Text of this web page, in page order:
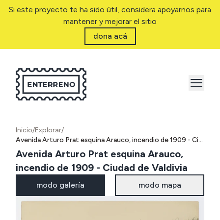
Si este proyecto te ha sido útil, considera apoyarnos para
mantener y mejorar el sitio
dona acá
Inicio/Explorar/
Avenida Arturo Prat esquina Arauco, incendio de 1909 - Ciudad de Valdivia
Avenida Arturo Prat esquina Arauco,
incendio de 1909 - Ciudad de Valdivia
modo galería modo mapa